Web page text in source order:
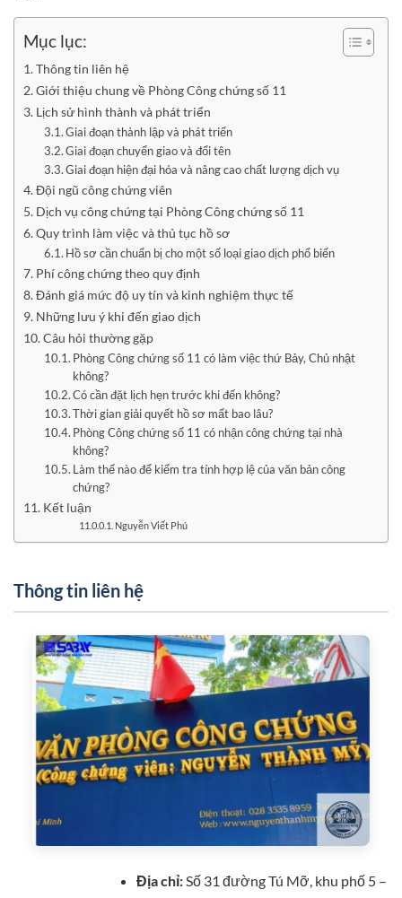
Mục lục:
Thông tin liên hệ
Giới thiệu chung về Phòng Công chứng số 11
Lịch sử hình thành và phát triển
Giai đoạn thành lập và phát triển
Giai đoạn chuyển giao và đổi tên
Giai đoạn hiện đại hóa và nâng cao chất lượng dịch vụ
Đội ngũ công chứng viên
Dịch vụ công chứng tại Phòng Công chứng số 11
Quy trình làm việc và thủ tục hồ sơ
Hồ sơ cần chuẩn bị cho một số loại giao dịch phổ biến
Phí công chứng theo quy định
Đánh giá mức độ uy tín và kinh nghiệm thực tế
Những lưu ý khi đến giao dịch
Câu hỏi thường gặp
Phòng Công chứng số 11 có làm việc thứ Bảy, Chủ nhật
không?
Có cần đặt lịch hẹn trước khi đến không?
Thời gian giải quyết hồ sơ mất bao lâu?
Phòng Công chứng số 11 có nhận công chứng tại nhà
không?
Làm thế nào để kiểm tra tính hợp lệ của văn bản công
chứng?
Kết luận
Nguyễn Viết Phú
Thông tin liên hệ
Địa chỉ: Số 31 đường Tú Mỡ, khu phố 5 –